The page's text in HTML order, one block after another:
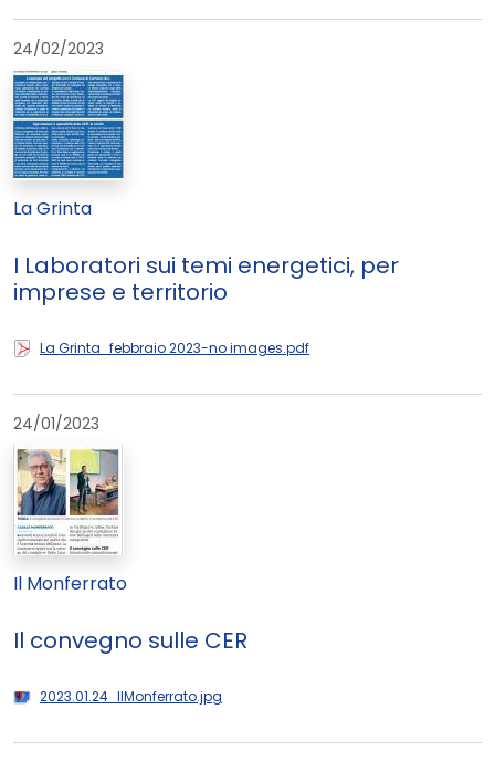
24/02/2023
La Grinta
I Laboratori sui temi energetici, per
imprese e territorio
La Grinta_febbraio 2023-no images.pdf
24/01/2023
Il Monferrato
Il convegno sulle CER
2023.01.24_IlMonferrato.jpg